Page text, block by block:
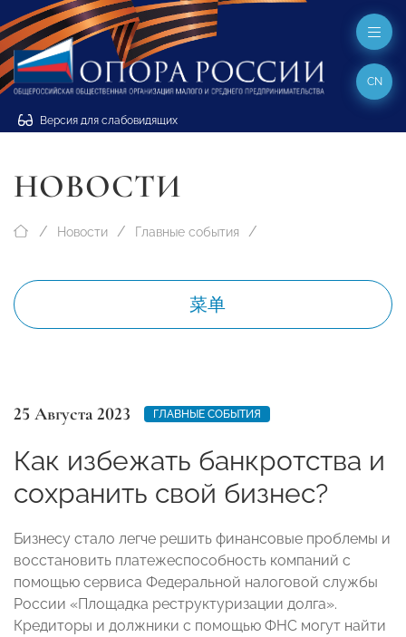
Версия для слабовидящих
CN
НОВОСТИ
Новости Главные события
菜单
25 Августа 2023 ГЛАВНЫЕ СОБЫТИЯ
Как избежать банкротства и
сохранить свой бизнес?
Бизнесу стало легче решить финансовые проблемы и
восстановить платежеспособность компаний с
помощью сервиса Федеральной налоговой службы
России «Площадка реструктуризации долга».
Кредиторы и должники с помощью ФНС могут найти